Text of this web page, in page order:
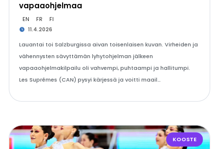
vapaaohjelmaa
EN FR FI
11.4.2026
Lauantai toi Salzburgissa aivan toisenlaisen kuvan. Virheiden ja
vähennysten sävyttämän lyhytohjelman jälkeen
vapaaohjelmakilpailu oli vahvempi, puhtaampi ja hallitumpi.
Les Suprêmes (CAN) pysyi kärjessä ja voitti maail…
KOOSTE